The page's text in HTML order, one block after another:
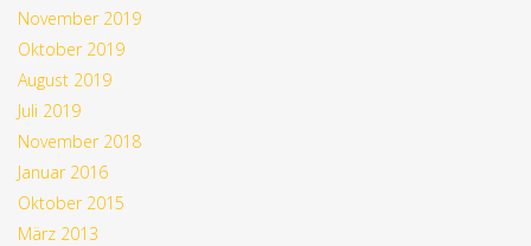
November 2019
Oktober 2019
August 2019
Juli 2019
November 2018
Januar 2016
Oktober 2015
März 2013